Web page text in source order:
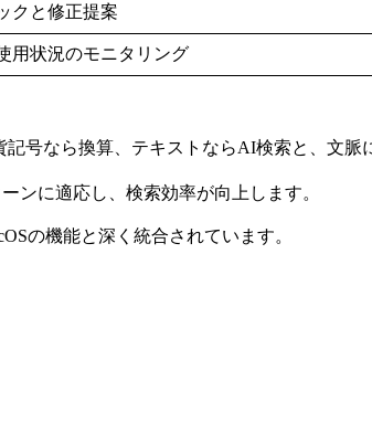
クと修正提案
用状況のモニタリング
号なら換算、テキストならAI検索と、文脈
ンに適応し、検索効率が向上します。
の機能と深く統合されています。